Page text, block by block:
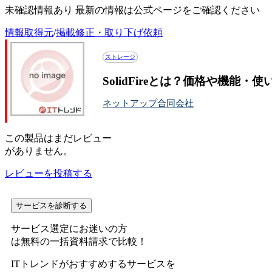
未確認情報あり 最新の情報は公式ページをご確認ください
情報取得元/掲載修正・取り下げ依頼
ストレージ
SolidFireとは？価格や機能・使
ネットアップ合同会社
この製品はまだレビュー
がありません。
レビューを投稿する
サービスを診断する
サービス選定にお迷いの方
は無料の一括資料請求で比較！
ITトレンドがおすすめするサービスを